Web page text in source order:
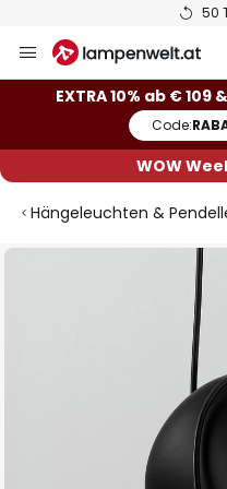
50
Inhalt
springen
EXTRA 10% ab € 109
Code:
WOW
Hängeleuchten &
Zum